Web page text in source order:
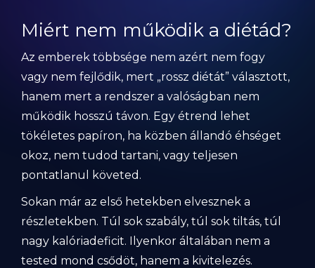
Miért nem működik a diétád?
Az emberek többsége nem azért nem fogy
vagy nem fejlődik, mert „rossz diétát” választott,
hanem mert a rendszer a valóságban nem
működik hosszú távon. Egy étrend lehet
tökéletes papíron, ha közben állandó éhséget
okoz, nem tudod tartani, vagy teljesen
pontatlanul követed.
Sokan már az első hetekben elvesznek a
részletekben. Túl sok szabály, túl sok tiltás, túl
nagy kalóriadeficit. Ilyenkor általában nem a
tested mond csődöt, hanem a kivitelezés.